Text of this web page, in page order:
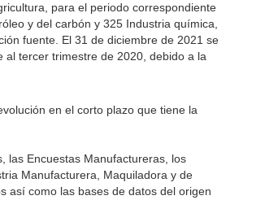
para el periodo correspondiente
y del carbón y 325 Industria química,
fuente. El 31 de diciembre de 2021 se
al tercer trimestre de 2020, debido a la
en el corto plazo que tiene la
las Encuestas Manufactureras, los
Manufacturera, Maquiladora y de
así como las bases de datos del origen